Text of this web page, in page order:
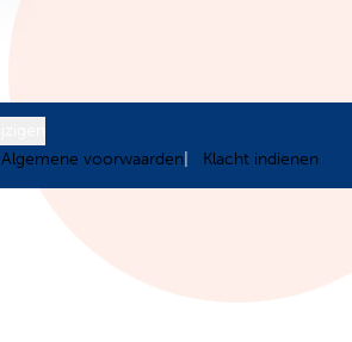
Algemene voorwaarden Klacht indienen